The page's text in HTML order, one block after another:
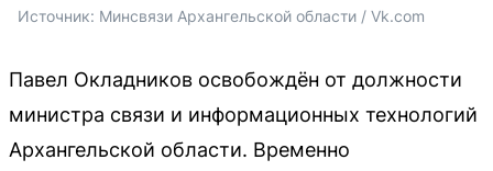
Источник: Минсвязи Архангельской области / Vk.com
Павел Окладников освобождён от должности
министра связи и информационных технологий
Архангельской области. Временно